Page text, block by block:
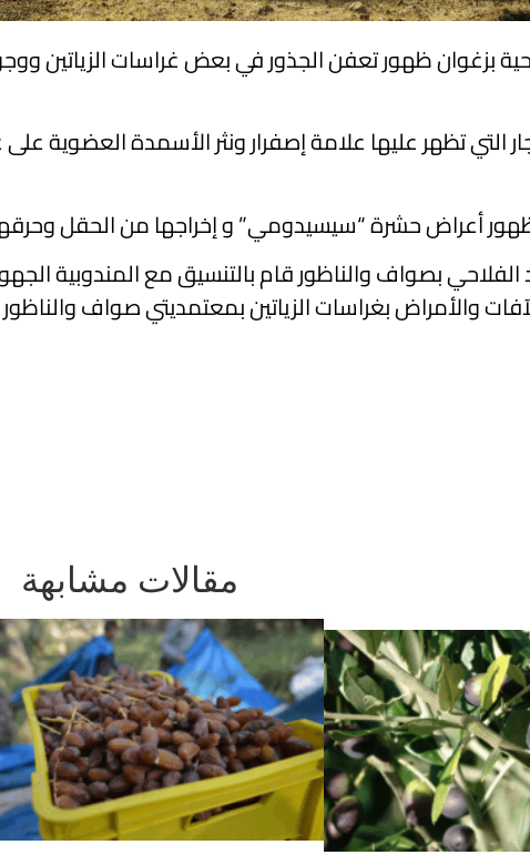
بزغوان ظهور تعفن الجذور في بعض غراسات
أعراض حشرة “سيسيدومي” و إخراجها من الحقل
الفلاحي بصواف والناظور قام بالتنسيق مع المندوبية
والأمراض بغراسات الزياتين بمعتمديتي صواف
مقالات مشابهة